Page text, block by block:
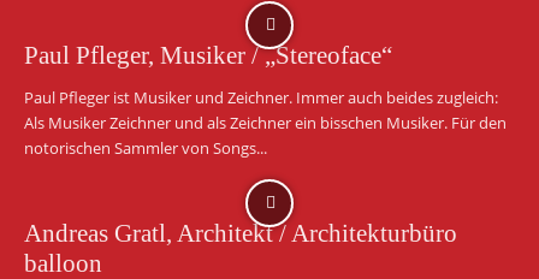
Paul Pfleger, Musiker / „Stereoface“
Paul Pfleger ist Musiker und Zeichner. Immer auch beides zugleich:
Als Musiker Zeichner und als Zeichner ein bisschen Musiker. Für den
notorischen Sammler von Songs...
Andreas Gratl, Architekt / Architekturbüro
balloon